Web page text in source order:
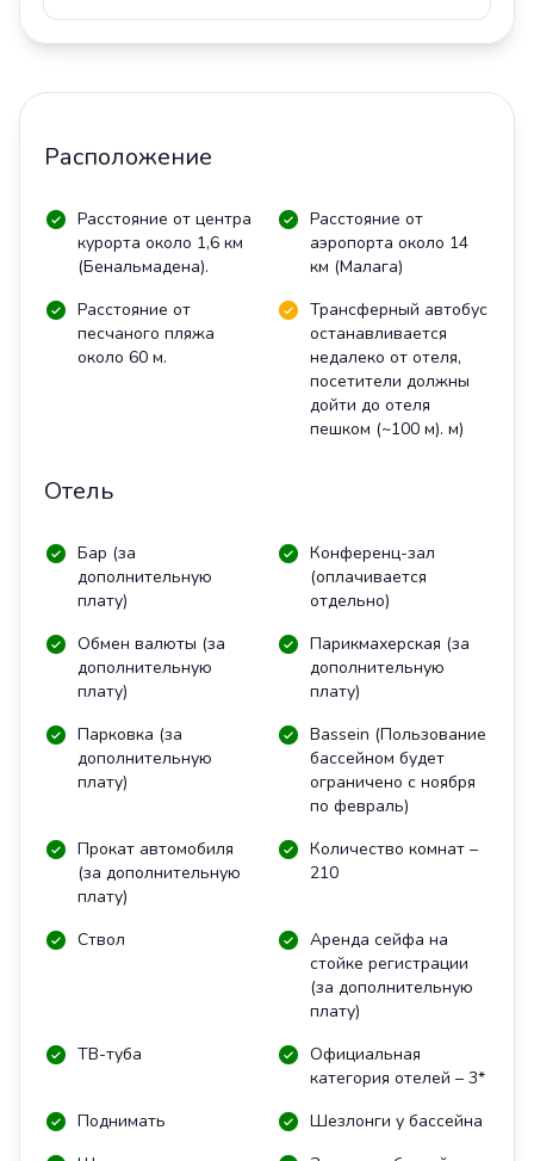
Расположение
Расстояние от центра
курорта около 1,6 км
(Бенальмадена).
Расстояние от
аэропорта около 14
км (Малага)
Расстояние от
песчаного пляжа
около 60 м.
Трансферный автобус
останавливается
недалеко от отеля,
посетители должны
дойти до отеля
пешком (~100 м). м)
Отель
Бар (за
дополнительную
плату)
Конференц-зал
(оплачивается
отдельно)
Обмен валюты (за
дополнительную
плату)
Парикмахерская (за
дополнительную
плату)
Парковка (за
дополнительную
плату)
Bassein (Пользование
бассейном будет
ограничено с ноября
по февраль)
Прокат автомобиля
(за дополнительную
плату)
Количество комнат –
210
Ствол
Аренда сейфа на
стойке регистрации
(за дополнительную
плату)
ТВ-туба
Официальная
категория отелей – 3*
Поднимать
Шезлонги у бассейна